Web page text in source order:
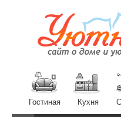
Гостиная Кухня